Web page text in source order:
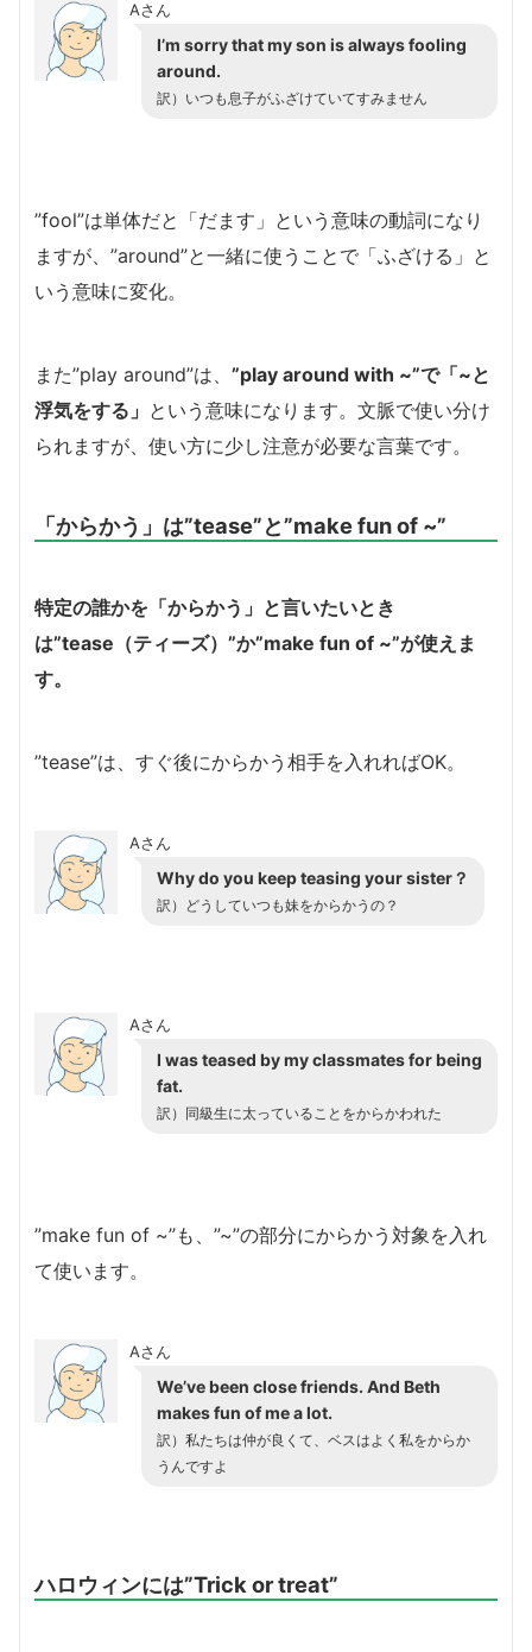
Aさん
I’m sorry that my son is always fooling
around.
訳）いつも息子がふざけていてすみません
”fool”は単体だと「だます」という意味の動詞になり
ますが、”around”と一緒に使うことで「ふざける」と
いう意味に変化。
また”play around”は、 ”play around with ~”で「~と
浮気をする」 という意味になります。文脈で使い分け
られますが、使い方に少し注意が必要な言葉です。
「からかう」は”tease”と”make fun of ~”
特定の誰かを「からかう」と言いたいとき
は”tease（ティーズ）”か”make fun of ~”が使えま
す。
”tease”は、すぐ後にからかう相手を入れればOK。
Aさん
Why do you keep teasing your sister？
訳）どうしていつも妹をからかうの？
Aさん
I was teased by my classmates for being
fat.
訳）同級生に太っていることをからかわれた
”make fun of ~”も、”~”の部分にからかう対象を入れ
て使います。
Aさん
We’ve been close friends. And Beth
makes fun of me a lot.
訳）私たちは仲が良くて、ベスはよく私をからか
うんですよ
ハロウィンには”Trick or treat”